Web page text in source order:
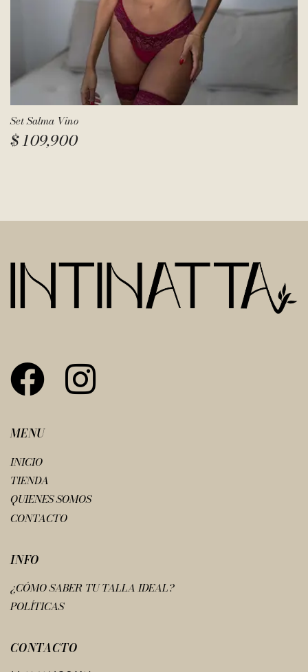
Set Salma Vino
$109,900
MENU
INICIO
TIENDA
QUIENES SOMOS
CONTACTO
INFO
¿CÓMO SABER TU TALLA IDEAL?
POLÍTICAS
CONTACTO